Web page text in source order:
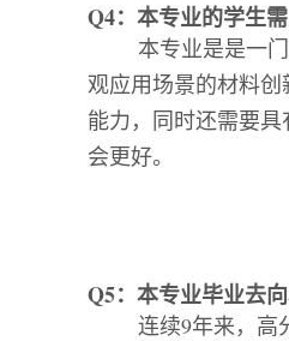
Q4： 本专业的学生
本专业是是一
观应用场景的材料创
能力，同时还需要
会更好。
Q5： 本专业毕业去
连续9年来，高